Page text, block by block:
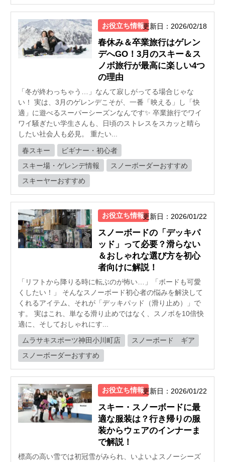
お役立ち情報更新日：2026/02/18
春休み＆卒業旅行はゲレン
デへGO！3月のスキー＆ス
ノボ旅行が最高に楽しい4つ
の理由
「冬が終わっちゃう…」なんて寂しがってる場合じゃな
い！ 実は、3月のゲレンデこそが、一番「映える」し「快
適」に遊べるスーパーシーズンなんです✨ 卒業旅行でワイ
ワイ騒ぎたい学生さんも、日頃のストレスをスカッと晴ら
したい社会人も必見。 重たい...
春スキー
ビギナー・初心者
スキー場・ゲレンデ情報
スノーボーダーおすすめ
スキーヤーおすすめ
お役立ち情報更新日：2026/01/22
スノーボードの「デッキパ
ッド」って必要？滑らない
＆おしゃれな選び方を初心
者向けに解説！
「リフトから降りる時に転ぶのが怖い…」「ボードも可愛
くしたい！」 そんなスノーボード初心者の悩みを解決して
くれるアイテム、それが「デッキパッド（滑り止め）」で
す。 実はこれ、単なる滑り止めではなく、スノボを10倍快
適に、そしておしゃれにす...
ムラサキスポーツ神田小川町店
スノーボード ギア
スノーボーダーおすすめ
お役立ち情報更新日：2026/01/22
スキー・スノーボードに最
適な服装は？行き帰りの服
装からウェアのインナーま
で解説！
標高の高い雪では初冠雪がみられ、いよいよスノーシーズ